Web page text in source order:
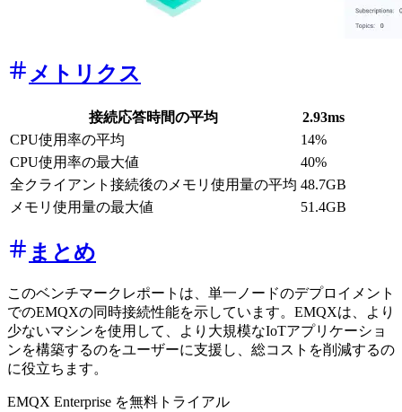
メトリクス
接続応答時間の平均
2.93ms
CPU使用率の平均
14%
CPU使用率の最大値
40%
全クライアント接続後のメモリ使用量の平均 48.7GB
メモリ使用量の最大値
51.4GB
まとめ
このベンチマークレポートは、単一ノードのデプロイメント
でのEMQXの同時接続性能を示しています。EMQXは、より
少ないマシンを使用して、より大規模なIoTアプリケーショ
ンを構築するのをユーザーに支援し、総コストを削減するの
に役立ちます。
EMQX Enterprise を無料トライアル